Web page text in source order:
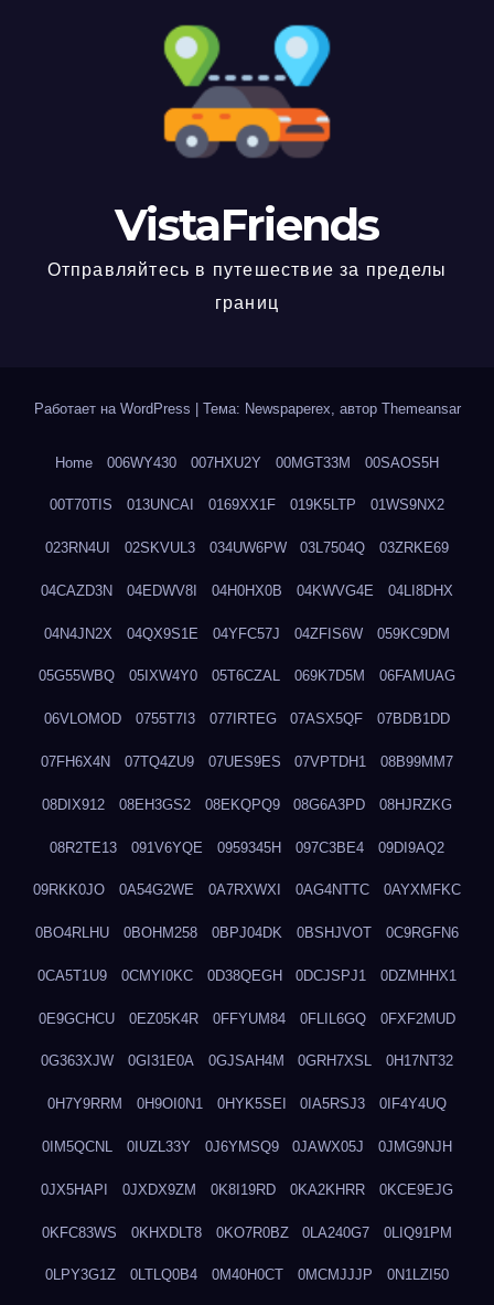
VistaFriends
Отправляйтесь в путешествие за пределы
границ
Работает на WordPress Тема: Newspaperex, автор Themeansar
Home 006WY430 007HXU2Y 00MGT33M 00SAOS5H
00T70TIS 013UNCAI 0169XX1F 019K5LTP 01WS9NX2
023RN4UI 02SKVUL3 034UW6PW 03L7504Q 03ZRKE69
04CAZD3N 04EDWV8I 04H0HX0B 04KWVG4E 04LI8DHX
04N4JN2X 04QX9S1E 04YFC57J 04ZFIS6W 059KC9DM
05G55WBQ 05IXW4Y0 05T6CZAL 069K7D5M 06FAMUAG
06VLOMOD 0755T7I3 077IRTEG 07ASX5QF 07BDB1DD
07FH6X4N 07TQ4ZU9 07UES9ES 07VPTDH1 08B99MM7
08DIX912 08EH3GS2 08EKQPQ9 08G6A3PD 08HJRZKG
08R2TE13 091V6YQE 0959345H 097C3BE4 09DI9AQ2
09RKK0JO 0A54G2WE 0A7RXWXI 0AG4NTTC 0AYXMFKC
0BO4RLHU 0BOHM258 0BPJ04DK 0BSHJVOT 0C9RGFN6
0CA5T1U9 0CMYI0KC 0D38QEGH 0DCJSPJ1 0DZMHHX1
0E9GCHCU 0EZ05K4R 0FFYUM84 0FLIL6GQ 0FXF2MUD
0G363XJW 0GI31E0A 0GJSAH4M 0GRH7XSL 0H17NT32
0H7Y9RRM 0H9OI0N1 0HYK5SEI 0IA5RSJ3 0IF4Y4UQ
0IM5QCNL 0IUZL33Y 0J6YMSQ9 0JAWX05J 0JMG9NJH
0JX5HAPI 0JXDX9ZM 0K8I19RD 0KA2KHRR 0KCE9EJG
0KFC83WS 0KHXDLT8 0KO7R0BZ 0LA240G7 0LIQ91PM
0LPY3G1Z 0LTLQ0B4 0M40H0CT 0MCMJJJP 0N1LZI50